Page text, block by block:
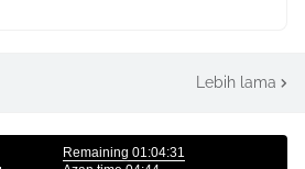
Lebih lama